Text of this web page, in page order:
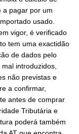
a pagar por um
usado.
vigor, é verificado
tem uma exactidão
de dados pelo
introduzidos,
não previstas e
a confirmar,
antes de comprar
Tributária e
poderá também